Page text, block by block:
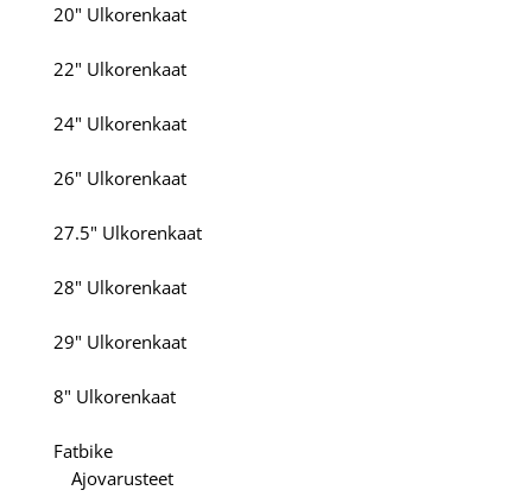
20" Ulkorenkaat
22" Ulkorenkaat
24" Ulkorenkaat
26" Ulkorenkaat
27.5" Ulkorenkaat
28" Ulkorenkaat
29" Ulkorenkaat
8" Ulkorenkaat
Fatbike
Ajovarusteet